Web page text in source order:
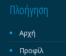
Πλοήγηση
Αρχή
Προφίλ